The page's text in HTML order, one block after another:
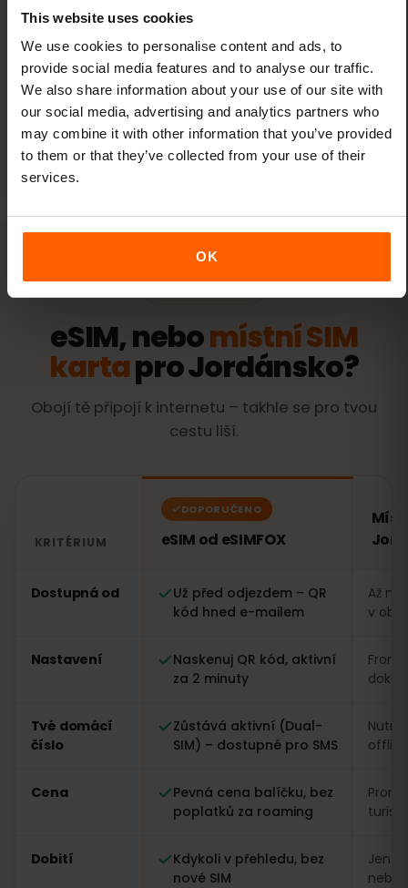
This website uses cookies
We use cookies to personalise content and ads, to
provide social media features and to analyse our traffic.
We also share information about your use of our site with
our social media, advertising and analytics partners who
may combine it with other information that you’ve provided
to them or that they’ve collected from your use of their
services.
OK
Jedna eSIM pro všechny cesty
Přidejte si nové destinace ke své stávající
eSIM prostřednictvím ovládacího panelu
eSIMFOX – žádné nové eSIM karty nejsou
potřeba.
eSIM, nebomístní SIM
kartapro Jordánsko?
Obojí tě připojí k internetu – takhle se pro tvou
cestu liší.
KRITÉRIUM
DOPORUČENO
eSIM od eSIMFOX
Dostupná od
Už před odjezdem – QR
kód hned e-mailem
Až
v
Nastavení
Naskenuj QR kód, aktivní
za 2 minuty
Tvé domácí
číslo
Zůstává aktivní (Dual-
SIM) – dostupné pro SMS
offline
Cena
Pevná cena balíčku, bez
poplatků za roaming
Dobití
Kdykoli v přehledu, bez
nové SIM
Jen
nebo